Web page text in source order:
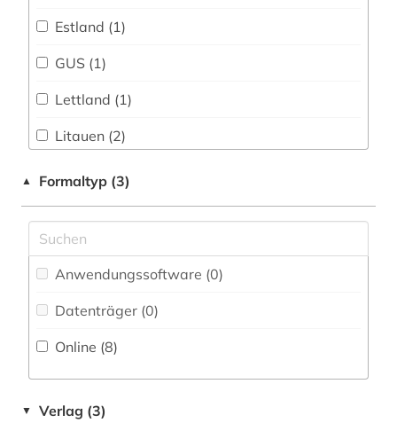
Estland (1)
GUS (1)
Lettland (1)
Litauen (2)
Russland, Sowjetunion (1)
▲ Formaltyp (3)
Anwendungssoftware (0)
Datenträger (0)
Online (8)
▼ Verlag (3)